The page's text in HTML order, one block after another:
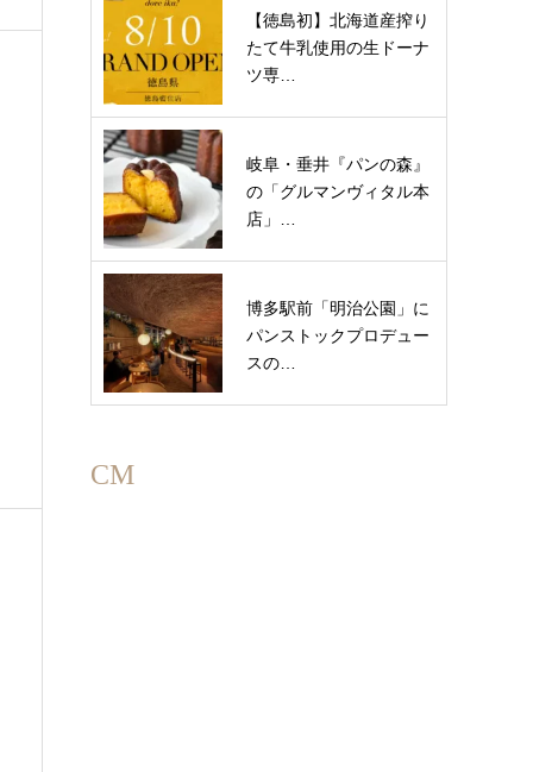
【徳島初】北海道産搾り
たて牛乳使用の生ドーナ
ツ専…
岐阜・垂井『パンの森』
の「グルマンヴィタル本
店」…
博多駅前「明治公園」に
パンストックプロデュー
スの…
CM